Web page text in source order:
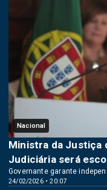
Nacional
24/02/2026 • 20:07
Ministra da Justiça
Judiciária será
Governante garante